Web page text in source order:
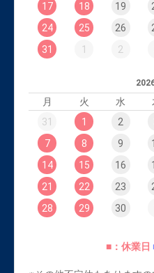
17
18 19
24
25 26
31
1 2
月 火 水
31
1 2
7
8 9
14
15 16
21
22 23
28
29 30
■：休業日